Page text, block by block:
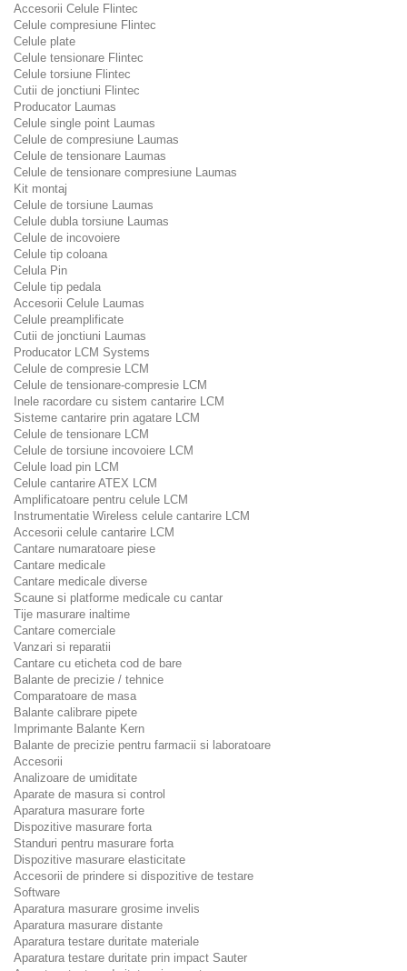
Accesorii Celule Flintec
Celule compresiune Flintec
Celule plate
Celule tensionare Flintec
Celule torsiune Flintec
Cutii de jonctiuni Flintec
Producator Laumas
Celule single point Laumas
Celule de compresiune Laumas
Celule de tensionare Laumas
Celule de tensionare compresiune Laumas
Kit montaj
Celule de torsiune Laumas
Celule dubla torsiune Laumas
Celule de incovoiere
Celule tip coloana
Celula Pin
Celule tip pedala
Accesorii Celule Laumas
Celule preamplificate
Cutii de jonctiuni Laumas
Producator LCM Systems
Celule de compresie LCM
Celule de tensionare-compresie LCM
Inele racordare cu sistem cantarire LCM
Sisteme cantarire prin agatare LCM
Celule de tensionare LCM
Celule de torsiune incovoiere LCM
Celule load pin LCM
Celule cantarire ATEX LCM
Amplificatoare pentru celule LCM
Instrumentatie Wireless celule cantarire LCM
Accesorii celule cantarire LCM
Cantare numaratoare piese
Cantare medicale
Cantare medicale diverse
Scaune si platforme medicale cu cantar
Tije masurare inaltime
Cantare comerciale
Vanzari si reparatii
Cantare cu eticheta cod de bare
Balante de precizie / tehnice
Comparatoare de masa
Balante calibrare pipete
Imprimante Balante Kern
Balante de precizie pentru farmacii si laboratoare
Accesorii
Analizoare de umiditate
Aparate de masura si control
Aparatura masurare forte
Dispozitive masurare forta
Standuri pentru masurare forta
Dispozitive masurare elasticitate
Accesorii de prindere si dispozitive de testare
Software
Aparatura masurare grosime invelis
Aparatura masurare distante
Aparatura testare duritate materiale
Aparatura testare duritate prin impact Sauter